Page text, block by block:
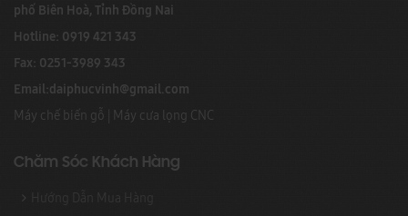
phố Biên Hoà, Tỉnh Đồng Nai
Hotline: 0919 421 343
Fax: 0251-3989 343
Email:daiphucvinh@gmail.com
Máy chế biến gỗ Máy cưa lọng CNC
Chăm Sóc Khách Hàng